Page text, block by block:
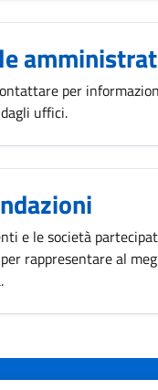
per
uffici.
e le società
rappresentare al